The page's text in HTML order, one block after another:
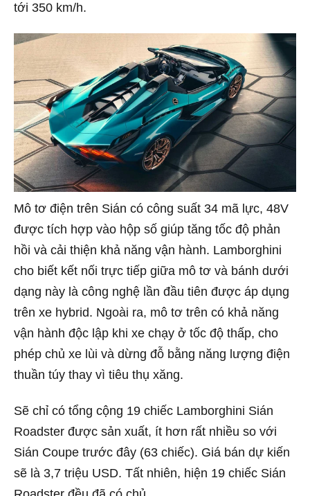
tới 350 km/h.
Mô tơ điện trên Sián có công suất 34 mã lực, 48V
được tích hợp vào hộp số giúp tăng tốc độ phản
hồi và cải thiện khả năng vận hành. Lamborghini
cho biết kết nối trực tiếp giữa mô tơ và bánh dưới
dạng này là công nghệ lần đầu tiên được áp dụng
trên xe hybrid. Ngoài ra, mô tơ trên có khả năng
vận hành độc lập khi xe chạy ở tốc độ thấp, cho
phép chủ xe lùi và dừng đỗ bằng năng lượng điện
thuần túy thay vì tiêu thụ xăng.
Sẽ chỉ có tổng cộng 19 chiếc Lamborghini Sián
Roadster được sản xuất, ít hơn rất nhiều so với
Sián Coupe trước đây (63 chiếc). Giá bán dự kiến
sẽ là 3,7 triệu USD. Tất nhiên, hiện 19 chiếc Sián